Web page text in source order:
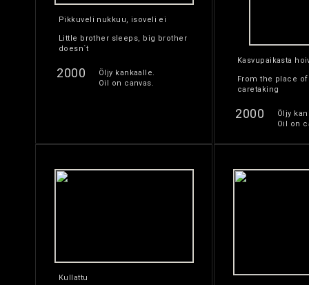
Pikkuveli nukkuu, isoveli ei
Little brother sleeps, big brother
doesn´t
2000
Öljy kankaalle.
Oil on canvas.
Kasvupaikasta
From the place
caretaking
2000
Öljy
Oil on
Kullattu